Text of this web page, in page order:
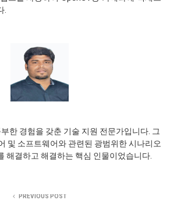
.
한 경험을 갖춘 기술 지원 전문가입니다. 그
및 소프트웨어와 관련된 광범위한 시나리오
해결하고 해결하는 핵심 인물이었습니다.
PREVIOUS POST